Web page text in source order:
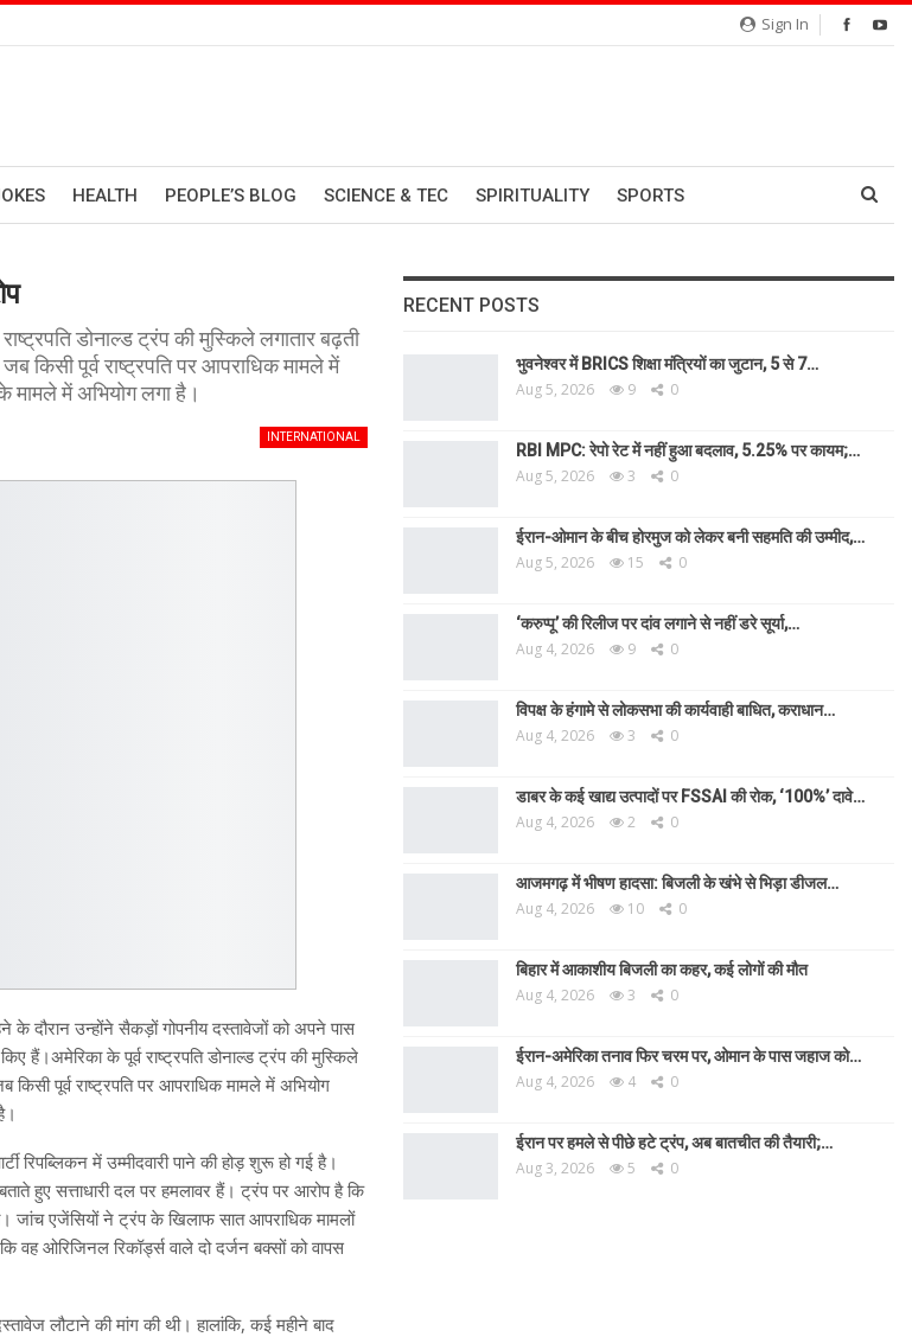
Sign In
HEALTH PEOPLE’S BLOG SCIENCE & TEC SPIRITUALITY SPORTS
डोनाल्ड ट्रंप की मुस्किले लगातार बढ़ती
किसी पूर्व राष्ट्रपति पर आपराधिक मामले में
मामले में अभियोग लगा है।
INTERNATIONAL
के दौरान उन्होंने सैकड़ों गोपनीय दस्तावेजों को अपने पास
हैं।अमेरिका के पूर्व राष्ट्रपति डोनाल्ड ट्रंप की मुस्किले
पूर्व राष्ट्रपति पर आपराधिक मामले में अभियोग
में उम्मीदवारी पाने की होड़ शुरू हो गई है।
हुए सत्ताधारी दल पर हमलावर हैं। ट्रंप पर आरोप है कि
जांच एजेंसियों ने ट्रंप के खिलाफ सात आपराधिक मामलों
ओरिजिनल रिकॉर्ड्स वाले दो दर्जन बक्सों को वापस
लौटाने की मांग की थी। हालांकि, कई महीने बाद
RECENT POSTS
भुवनेश्वर में BRICS शिक्षा मंत्रियों का जुटान, 5 से 7…
Aug 5, 2026 9 0
RBI MPC: रेपो रेट में नहीं हुआ बदलाव, 5.25% पर कायम;…
Aug 5, 2026 3 0
ईरान-ओमान के बीच होरमुज को लेकर बनी सहमति की उम्मीद,…
Aug 5, 2026 15 0
‘करुप्पू’ की रिलीज पर दांव लगाने से नहीं डरे सूर्या,…
Aug 4, 2026 9 0
विपक्ष के हंगामे से लोकसभा की कार्यवाही बाधित, कराधान…
Aug 4, 2026 3 0
डाबर के कई खाद्य उत्पादों पर FSSAI की रोक, ‘100%’ दावे…
Aug 4, 2026 2 0
आजमगढ़ में भीषण हादसा: बिजली के खंभे से भिड़ा डीजल…
Aug 4, 2026 10 0
बिहार में आकाशीय बिजली का कहर, कई लोगों की मौत
Aug 4, 2026 3 0
ईरान-अमेरिका तनाव फिर चरम पर, ओमान के पास जहाज को…
Aug 4, 2026 4 0
ईरान पर हमले से पीछे हटे ट्रंप, अब बातचीत की तैयारी;…
Aug 3, 2026 5 0